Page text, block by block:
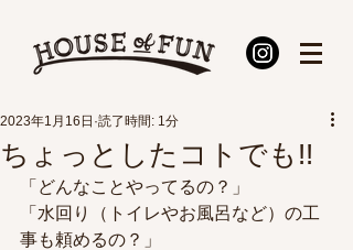
ちょっとしたコトでも!!
2023年1月16日 読了時間: 1分
「どんなことやってるの？」
「水回り（トイレやお風呂など）の工
事も頼めるの？」